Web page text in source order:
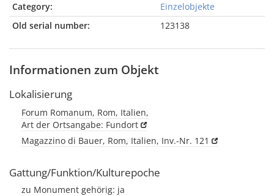
Category:
Einzelobjekte
Old serial number:
123138
Informationen zum Objekt
Lokalisierung
Forum Romanum, Rom, Italien,
Art der Ortsangabe: Fundort
Magazzino di Bauer, Rom, Italien, Inv.-Nr. 121
Gattung/Funktion/Kulturepoche
zu Monument gehörig: ja